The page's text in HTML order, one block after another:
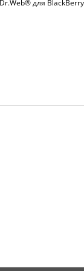
Dr.Web® для BlackBerry